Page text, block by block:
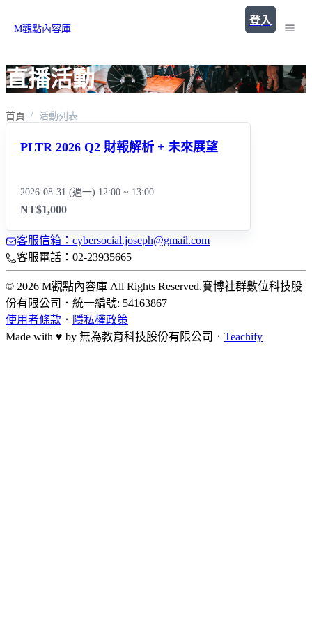
M觀點內容庫
登入
直播活動
首頁 活動列表
PLTR 2026 Q2 財報解析 + 未來展望
2026-08-31 (週一) 12:00 ~ 13:00
NT$1,000
客服信箱：cybersocial.joseph@gmail.com
客服電話：02-23935665
© 2026 M觀點內容庫 All Rights Reserved.賽博社群數位科技股
份有限公司 ． 統一編號: 54163867
使用者條款 ． 隱私權政策
Made with ♥ by 無為教育科技股份有限公司． Teachify